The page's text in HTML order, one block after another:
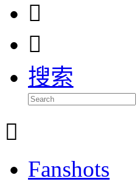


搜索

Fanshots